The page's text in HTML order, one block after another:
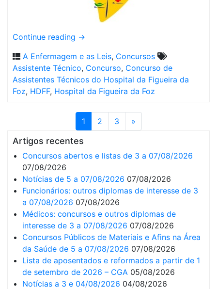
Continue reading →
A Enfermagem e as Leis, Concursos
Assistente Técnico, Concurso, Concurso de
Assistentes Técnicos do Hospital da Figueira da
Foz, HDFF, Hospital da Figueira da Foz
1 2 3 »
Artigos recentes
Concursos abertos e listas de 3 a 07/08/2026
07/08/2026
Notícias de 5 a 07/08/2026 07/08/2026
Funcionários: outros diplomas de interesse de 3
a 07/08/2026 07/08/2026
Médicos: concursos e outros diplomas de
interesse de 3 a 07/08/2026 07/08/2026
Concursos Públicos de Materiais e Afins na Área
da Saúde de 5 a 07/08/2026 07/08/2026
Lista de aposentados e reformados a partir de 1
de setembro de 2026 – CGA 05/08/2026
Notícias a 3 e 04/08/2026 04/08/2026